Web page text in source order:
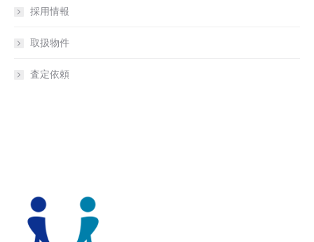
採用情報
取扱物件
査定依頼